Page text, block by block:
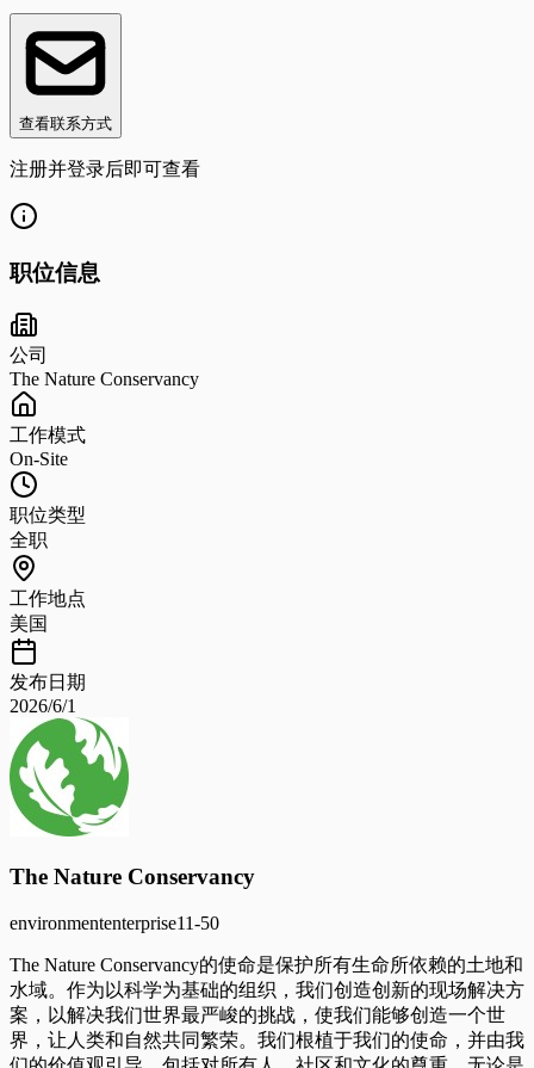
查看联系方式
注册并登录后即可查看
职位信息
公司
The Nature Conservancy
工作模式
On-Site
职位类型
全职
工作地点
美国
发布日期
2026/6/1
The Nature Conservancy
environmententerprise11-50
The Nature Conservancy的使命是保护所有生命所依赖的土地和
水域。作为以科学为基础的组织，我们创造创新的现场解决方
案，以解决我们世界最严峻的挑战，使我们能够创造一个世
界，让人类和自然共同繁荣。我们根植于我们的使命，并由我